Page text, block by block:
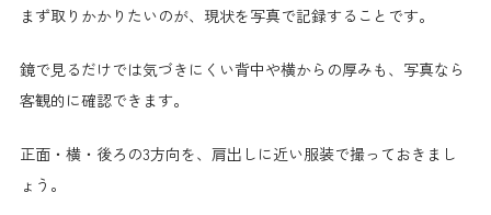
まず取りかかりたいのが、現状を写真で記録することです。
鏡で見るだけでは気づきにくい背中や横からの厚みも、写真なら
客観的に確認できます。
正面・横・後ろの3方向を、肩出しに近い服装で撮っておきまし
ょう。